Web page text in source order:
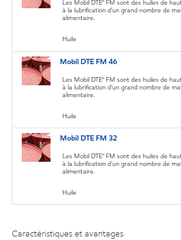
Les Mobil DTE™ FM sont des huiles de
à la lubrification d'un grand nombre de
alimentaire.
Huile
Mobil DTE FM 46
Les Mobil DTE™ FM sont des huiles de
à la lubrification d'un grand nombre de
alimentaire.
Huile
Mobil DTE FM 32
Les Mobil DTE™ FM sont des huiles de
à la lubrification d'un grand nombre de
alimentaire.
Huile
Caractéristiques et avantages